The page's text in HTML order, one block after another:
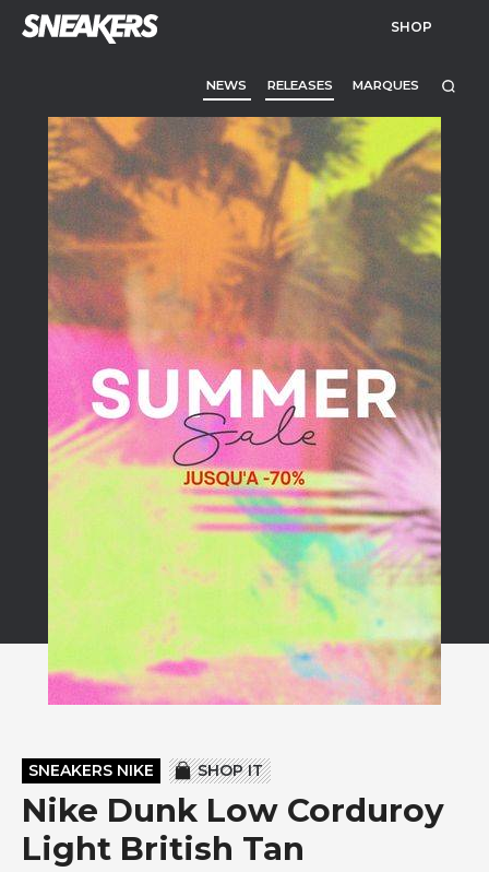
SHOP
NEWS RELEASES MARQUES
SNEAKERS NIKE SHOP IT
Nike Dunk Low Corduroy
Light British Tan